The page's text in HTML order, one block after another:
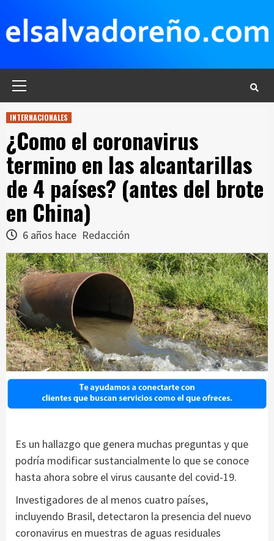
contenido
INTERNACIONALES
¿Como el coronavirus
termino en las alcantarillas
de 4 países? (antes del brote
en China)
6 años hace Redacción
Es un hallazgo que genera muchas preguntas y que
podría modificar sustancialmente lo que se conoce
hasta ahora sobre el virus causante del covid-19.
Investigadores de al menos cuatro países,
incluyendo Brasil, detectaron la presencia del nuevo
coronavirus en muestras de aguas residuales